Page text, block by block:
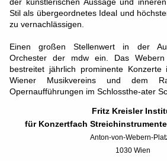
Stil als übergeordnetes Ideal und
zu vernachlässigen.
Einen großen Stellenwert in der
Orchester der mdw ein. Das Webern
bestreitet jährlich prominente
Wiener Musikvereins und dem
Opernaufführungen im Schlossthe-ater
Fritz Kreisler
für Konzertfach
Anton-von-Webern-
1030 Wien